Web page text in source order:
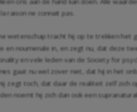
raison ne connait pas.
tracht hij op te trekken het
noumenale in, en zegt nu, dat deze
en vele leden van de Society for
gaat nu wel zover niet, dat hij in het
zegt toch, dat daar de realiteit zelf zich
noemt hij zich dan ook een